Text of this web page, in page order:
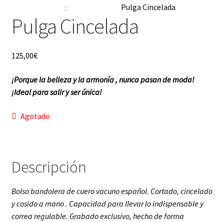
Gracias
Pulga Cincelada
Pulga Cincelada
125,00€
¡Porque la belleza y la armonía , nunca pasan de moda!
¡Ideal para salir y ser única!
Agotado
Descripción
Bolso bandolera de cuero vacuno español. Cortado, cincelado
y cosido a mano . Capacidad para llevar lo indispensable y
correa regulable. Grabado exclusivo, hecho de forma